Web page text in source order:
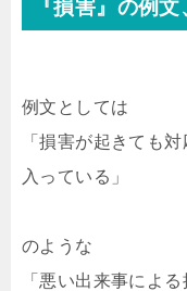
『損害』の例
例文としては
「損害が起きても
入っている」
のような
「悪い出来事による